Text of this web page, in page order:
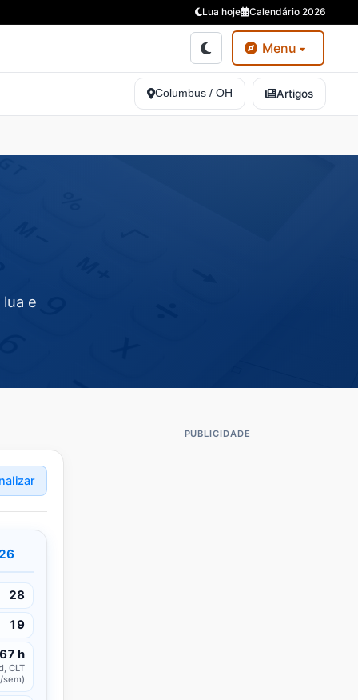
Lua hoje Calendário 2026
Menu
Columbus / OH Artigos
e
28
19
h
CLT
sem)
PUBLICIDADE